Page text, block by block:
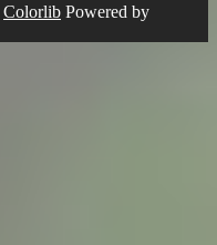
Colorlib Powered by